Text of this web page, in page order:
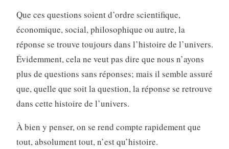
Que ces questions soient d’ordre scientifique,
économique, social, philosophique ou autre, la
réponse se trouve toujours dans l’histoire de l’univers.
Évidemment, cela ne veut pas dire que nous n’ayons
plus de questions sans réponses; mais il semble assuré
que, quelle que soit la question, la réponse se retrouve
dans cette histoire de l’univers.
À bien y penser, on se rend compte rapidement que
tout, absolument tout, n’est qu’histoire.